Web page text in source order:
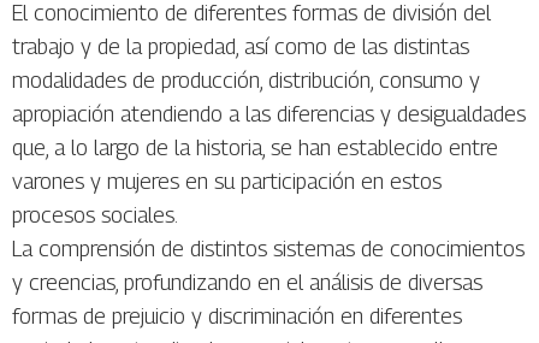
El conocimiento de diferentes formas de división del
trabajo y de la propiedad, así como de las distintas
modalidades de producción, distribución, consumo y
apropiación atendiendo a las diferencias y desigualdades
que, a lo largo de la historia, se han establecido entre
varones y mujeres en su participación en estos
procesos sociales.
La comprensión de distintos sistemas de conocimientos
y creencias, profundizando en el análisis de diversas
formas de prejuicio y discriminación en diferentes